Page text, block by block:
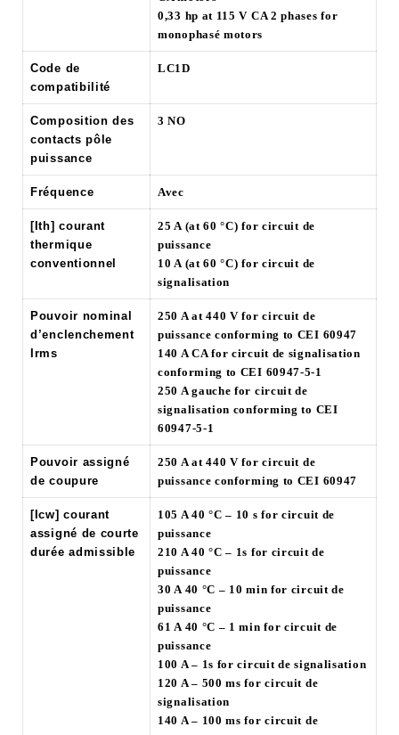
0,33 hp at 115 V CA 2 phases for
monophasé motors
Code de
compatibilité
LC1D
Composition des
contacts pôle
puissance
3 NO
Fréquence Avec
[Ith] courant
thermique
conventionnel
25 A (at 60 °C) for circuit de
puissance
10 A (at 60 °C) for circuit de
signalisation
Pouvoir nominal
d’enclenchement
Irms
250 A at 440 V for circuit de
puissance conforming to CEI 60947
140 A CA for circuit de signalisation
conforming to CEI 60947-5-1
250 A gauche for circuit de
signalisation conforming to CEI
60947-5-1
Pouvoir assigné
de coupure
250 A at 440 V for circuit de
puissance conforming to CEI 60947
[Icw] courant
assigné de courte
durée admissible
105 A 40 °C – 10 s for circuit de
puissance
210 A 40 °C – 1s for circuit de
puissance
30 A 40 °C – 10 min for circuit de
puissance
61 A 40 °C – 1 min for circuit de
puissance
100 A – 1s for circuit de signalisation
120 A – 500 ms for circuit de
signalisation
140 A – 100 ms for circuit de